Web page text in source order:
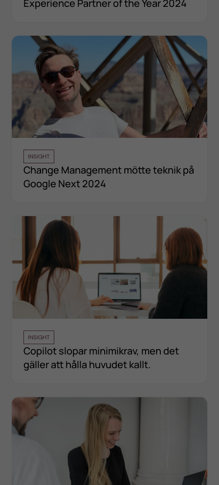
Experience Partner of the Year 2024
INSIGHT
Change Management mötte teknik på
Google Next 2024
INSIGHT
Copilot slopar minimikrav, men det
gäller att hålla huvudet kallt.